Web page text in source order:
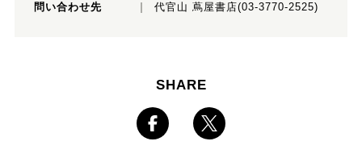
問い合わせ先 代官山 蔦屋書店(03-3770-2525)
SHARE